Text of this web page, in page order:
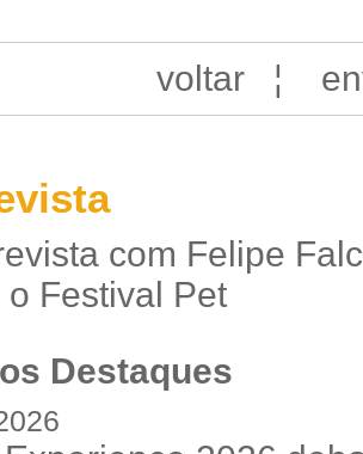
voltar¦
com Felipe
o Festival Pet
Destaques